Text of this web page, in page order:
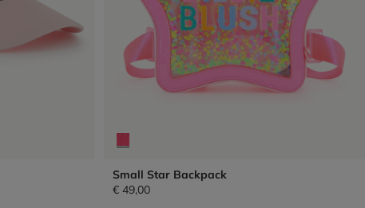
Small Star Backpack
€ 49,00